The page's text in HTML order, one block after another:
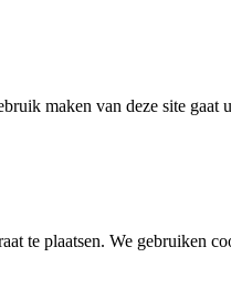
maken van deze site gaat
te plaatsen. We gebruiken